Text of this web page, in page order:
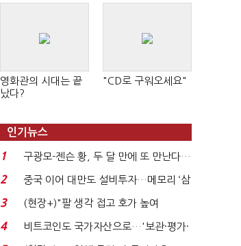
영화관의 시대는 끝
났다?
"CD로 구워오세요"
인기뉴스
1
구광모-젠슨 황, 두 달 만에 또 만난다…
로봇·AI 등 논...
2
중국 이어 대만도 설비투자…메모리 ‘삼
국전쟁’
3
(현장+)"팔 생각 접고 호가 높여
요"…'덜 똘똘한 한 채' 20...
4
비트코인도 국가자산으로…'보관·평가·
처분' 기준은 ...